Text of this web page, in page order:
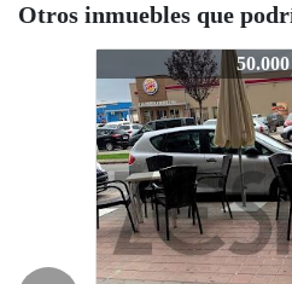
Otros inmuebles que
50.000 €
Z-1029